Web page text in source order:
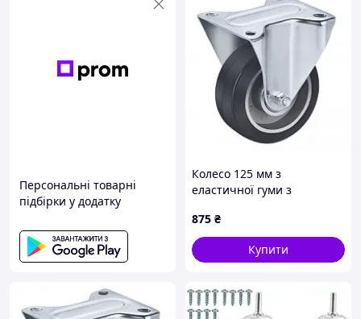
Персональні товарні
підбірки у додатку
Колесо 125 мм з
еластичної гуми з
середньопосиленим
кронштейном (250 кг)
875 ₴
Купити